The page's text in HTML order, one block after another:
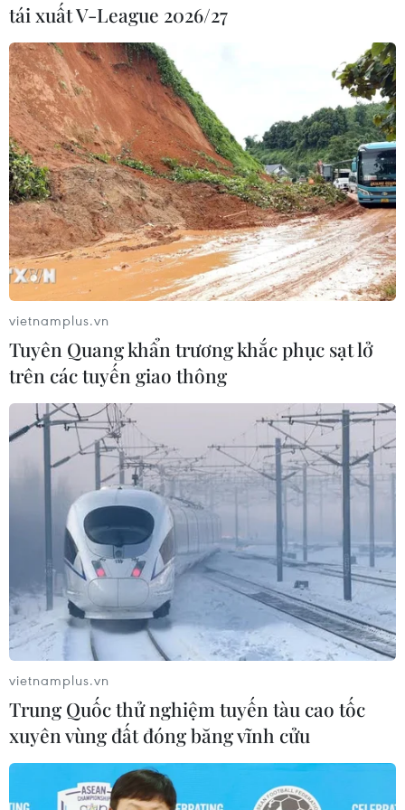
(TTXVN/Vietnam+)
#Cảnh sát môi trường
#Công an tỉnh Bình Phước
#Da lợn
#Bốc mùi hôi thối
Theo dõi VietnamPlus
TIN LIÊN QUAN
tái xuất V-League 2026/27
vietnamplus.vn
Tuyên Quang khẩn trương khắc phục sạt lở
trên các tuyến giao thông
vietnamplus.vn
Trung Quốc thử nghiệm tuyến tàu cao tốc
xuyên vùng đất đóng băng vĩnh cửu